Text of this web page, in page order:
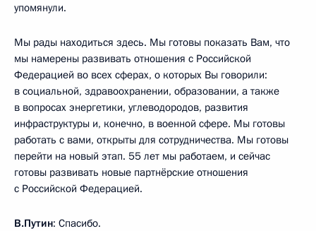
упомянули.
Мы рады находиться здесь. Мы готовы показать Вам, что
мы намерены развивать отношения с Российской
Федерацией во всех сферах, о которых Вы говорили:
в социальной, здравоохранении, образовании, а также
в вопросах энергетики, углеводородов, развития
инфраструктуры и, конечно, в военной сфере. Мы готовы
работать с вами, открыты для сотрудничества. Мы готовы
перейти на новый этап. 55 лет мы работаем, и сейчас
готовы развивать новые партнёрские отношения
с Российской Федерацией.
В.Путин: Спасибо.